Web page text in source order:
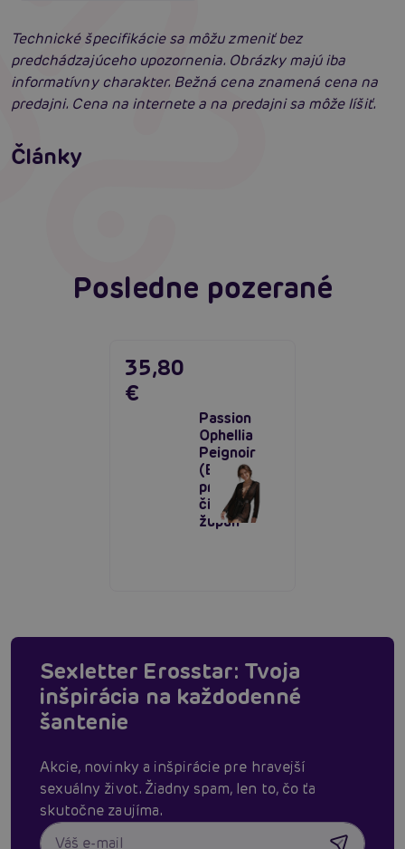
Technické špecifikácie sa môžu zmeniť bez
predchádzajúceho upozornenia. Obrázky majú iba
informatívny charakter. Bežná cena znamená cena na
predajni. Cena na internete a na predajni sa môže líšiť.
Články
neodolateľne sexy
Čítať viacej
Erotická inteligencia: Príručka Sexiómov
Posledne pozerané
Passion
Ophellia
Peignoir
(Black),
priesvitný
čipkovaný
župan
35,80
€
Sexletter Erosstar: Tvoja
inšpirácia na každodenné
šantenie
Akcie, novinky a inšpirácie pre hravejší
sexuálny život. Žiadny spam, len to, čo ťa
skutočne zaujíma.